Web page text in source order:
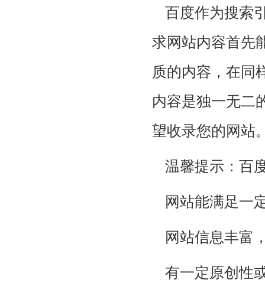
百度作为搜索
求网站内容首先
质的内容，在同
内容是独一无二
望收录您的网站
温馨提示：百
网站能满足一
网站信息丰富
有一定原创性